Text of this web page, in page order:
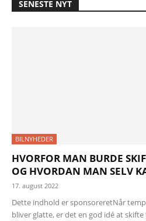
SENESTE NYT
BILNYHEDER
HVORFOR MAN BURDE
OG HVORDAN MAN SELV
17. august 2022
Dette indhold er sponsoreretNår
bliver glatte, er det en god idé at